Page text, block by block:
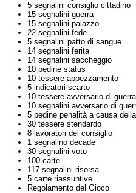
5 segnalini consiglio cittadino
15 segnalini guerra
15 segnalini palazzo
22 segnalini fede
5 segnalini patto di sangue
14 segnalini ferita
14 segnalini saccheggio
10 pedine status
10 tessere appezzamento
5 indicatori scarto
10 tessere avversario di guerra
10 segnalini avversario di
5 pedine penalità a causa
30 tessere stendardo
8 lavoratori del consiglio
1 segnalino decade
30 segnalini voto
100 carte
117 segnalini risorsa
5 carte riassuntive
Regolamento del Gioco